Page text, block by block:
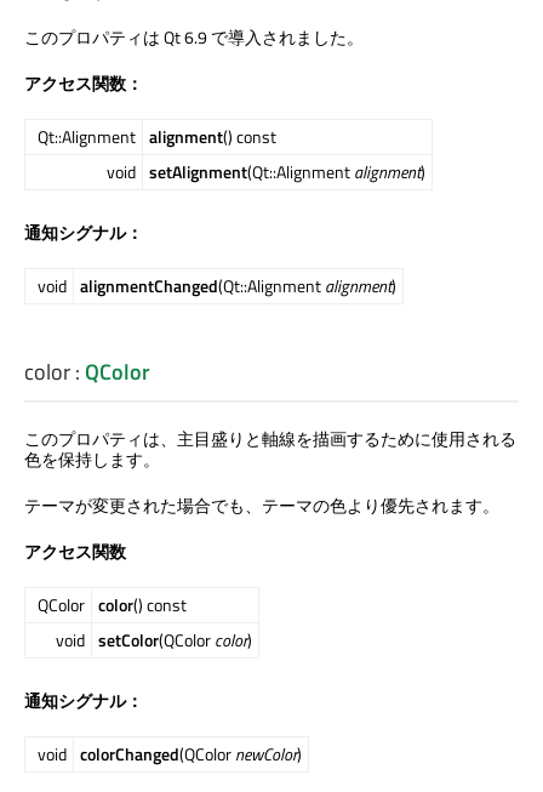
このプロパティは Qt 6.9 で導入されました。
アクセス関数：
Qt::Alignment alignment() const
void setAlignment(Qt::Alignmentalignment)
通知シグナル：
void alignmentChanged(Qt::Alignmentalignment)
color:QColor
このプロパティは、主目盛りと軸線を描画するために使用される
色を保持します。
テーマが変更された場合でも、テーマの色より優先されます。
アクセス関数
QColor color() const
void setColor(QColorcolor)
通知シグナル：
void colorChanged(QColornewColor)